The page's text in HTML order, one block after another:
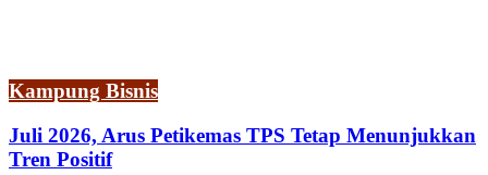
Kampung Bisnis
Juli 2026, Arus Petikemas TPS Tetap Menunjukkan
Tren Positif